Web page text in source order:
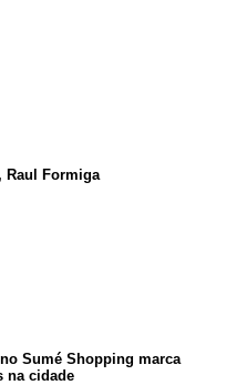
Raul Formiga
Sumé Shopping marca
na cidade